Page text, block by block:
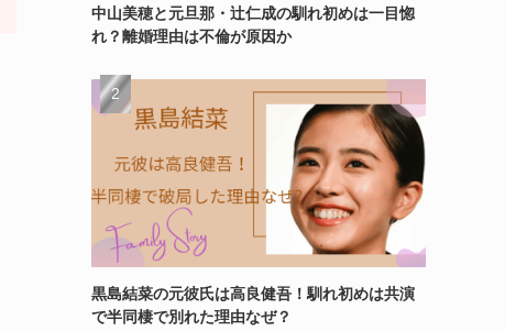
中山美穂と元旦那・辻仁成の馴れ初めは一目惚
れ？離婚理由は不倫が原因か
黒島結菜の元彼氏は高良健吾！馴れ初めは共演
で半同棲で別れた理由なぜ？